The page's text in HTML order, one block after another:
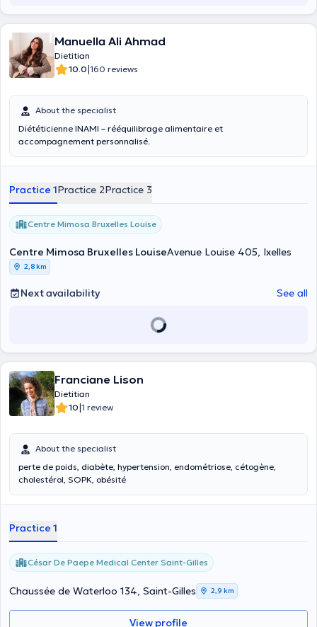
Manuella Ali Ahmad
Dietitian
10.0|160 reviews
About the specialist
Diététicienne INAMI – rééquilibrage alimentaire et
accompagnement personnalisé.
Practice 1Practice 2Practice 3
Centre Mimosa Bruxelles Louise
Centre Mimosa Bruxelles LouiseAvenue Louise 405, Ixelles
2,8 km
Next availability See all
Franciane Lison
Dietitian
10|1 review
About the specialist
perte de poids, diabète, hypertension, endométriose, cétogène,
cholestérol, SOPK, obésité
Practice 1
César De Paepe Medical Center Saint-Gilles
Chaussée de Waterloo 134, Saint-Gilles 2,9 km
View profile